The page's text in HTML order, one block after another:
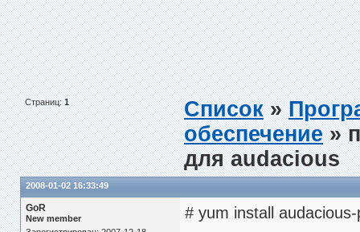
Страниц:1 Список»
обеспечение»
для audacious
2008-01-02 16:33:49
GoR
New member
# yum install